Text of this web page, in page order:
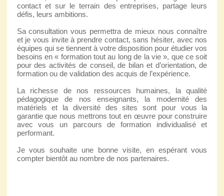
contact et sur le terrain des entreprises, partage leurs
défis, leurs ambitions.
Sa consultation vous permettra de mieux nous connaître
et je vous invite à prendre contact, sans hésiter, avec nos
équipes qui se tiennent à votre disposition pour étudier vos
besoins en « formation tout au long de la vie », que ce soit
pour des activités de conseil, de bilan et d’orientation, de
formation ou de validation des acquis de l’expérience.
La richesse de nos ressources humaines, la qualité
pédagogique de nos enseignants, la modernité des
matériels et la diversité des sites sont pour vous la
garantie que nous mettrons tout en œuvre pour construire
avec vous un parcours de formation individualisé et
performant.
Je vous souhaite une bonne visite, en espérant vous
compter bientôt au nombre de nos partenaires.